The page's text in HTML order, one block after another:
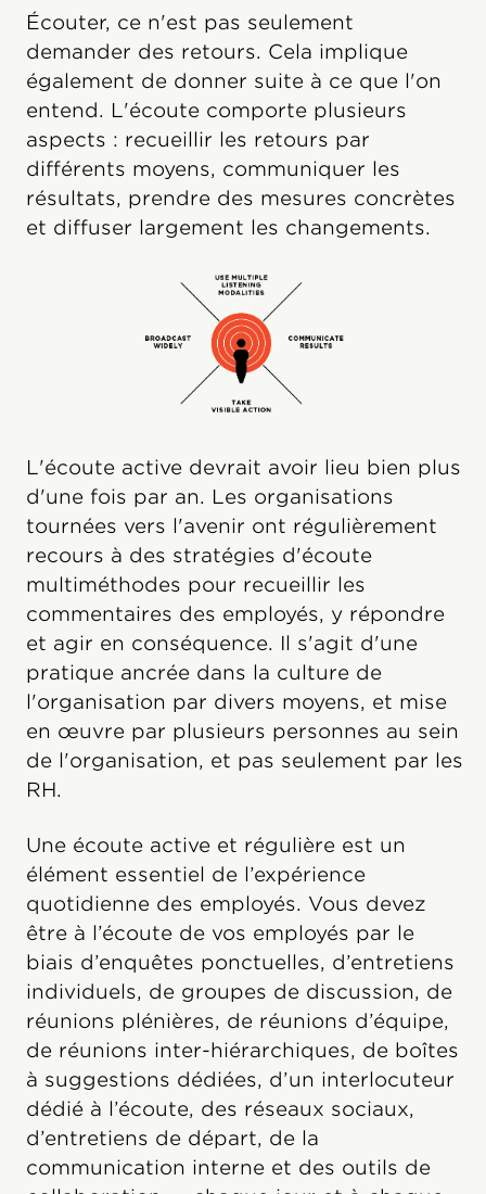
Écouter, ce n'est pas seulement
demander des retours. Cela implique
également de donner suite à ce que l'on
entend. L'écoute comporte plusieurs
aspects : recueillir les retours par
différents moyens, communiquer les
résultats, prendre des mesures concrètes
et diffuser largement les changements.
L'écoute active devrait avoir lieu bien plus
d'une fois par an. Les organisations
tournées vers l'avenir ont régulièrement
recours à des stratégies d'écoute
multiméthodes pour recueillir les
commentaires des employés, y répondre
et agir en conséquence. Il s'agit d'une
pratique ancrée dans la culture de
l'organisation par divers moyens, et mise
en œuvre par plusieurs personnes au sein
de l'organisation, et pas seulement par les
RH.
Une écoute active et régulière est un
élément essentiel de l’expérience
quotidienne des employés. Vous devez
être à l’écoute de vos employés par le
biais d’enquêtes ponctuelles, d’entretiens
individuels, de groupes de discussion, de
réunions plénières, de réunions d’équipe,
de réunions inter-hiérarchiques, de boîtes
à suggestions dédiées, d’un interlocuteur
dédié à l’écoute, des réseaux sociaux,
d’entretiens de départ, de la
communication interne et des outils de